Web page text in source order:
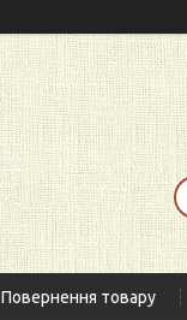
Повернення товару